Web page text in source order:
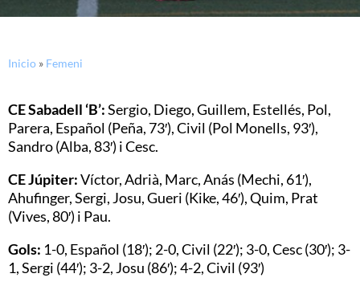
Inicio » Femeni
CE Sabadell ‘B’:Sergio, Diego, Guillem, Estellés, Pol,
Parera, Español (Peña, 73′), Civil (Pol Monells, 93′),
Sandro (Alba, 83′) i Cesc.
CE Júpiter:Víctor, Adrià, Marc, Anás (Mechi, 61′),
Ahufinger, Sergi, Josu, Gueri (Kike, 46′), Quim, Prat
(Vives, 80′) i Pau.
Gols: 1-0, Español (18′); 2-0, Civil (22′); 3-0, Cesc (30′); 3-
1, Sergi (44′); 3-2, Josu (86′); 4-2, Civil (93′)